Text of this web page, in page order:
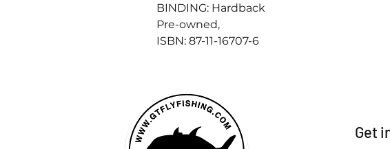
BINDING: Hardback
Pre-owned,
ISBN: 87-11-16707-6
Get